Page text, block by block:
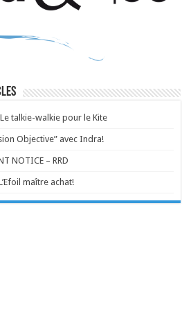
talkie-walkie pour le Kite
Objective” avec Indra!
NOTICE – RRD
maître achat!